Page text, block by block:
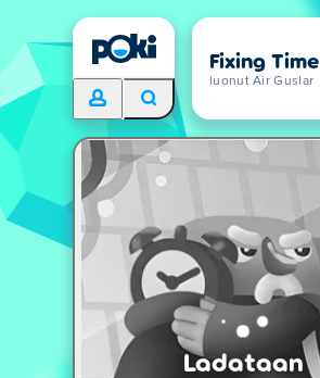
Fixing Time
luonut Air Guslar
Ladataan